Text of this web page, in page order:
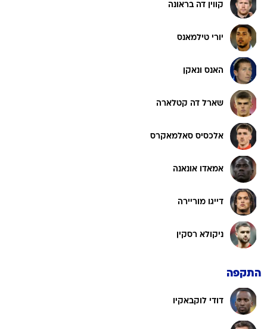
קווין דה בראונה
יורי טילמאנס
האנס ונאקן
שארל דה קטלארה
אלכסיס סאלמאקרס
אמאדו אונאנה
דייגו מוריירה
ניקולא רסקין
התקפה
דודי לוקבאקיו